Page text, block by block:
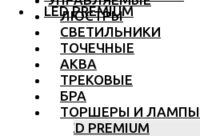
LED PREMIUM
ЛЮСТРЫ
СВЕТИЛЬНИКИ
ТОЧЕЧНЫЕ
АКВА
ТРЕКОВЫЕ
БРА
ТОРШЕРЫ И ЛАМПЫ
LED PREMIUM